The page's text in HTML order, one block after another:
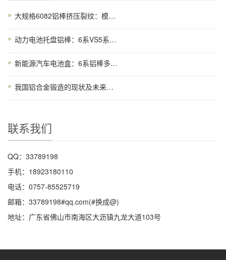
大规格6082铝棒挤压裂纹：模具工作带角度优化模拟
动力电池托盘铝棒：6系VS5系焊接气密性对比实验
新能源汽车电池盒：6系铝棒多材料连接方案
我国铝合金锻造的现状及未来发展
联系我们
QQ：33789198
手机：18923180110
电话：0757-85525719
邮箱：33789198#qq.com(#换成@)
地址：广东省佛山市南海区大沥镇九龙大道103号